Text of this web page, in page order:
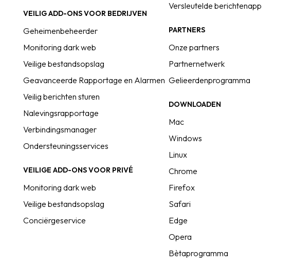
VEILIG ADD-ONS VOOR BEDRIJVEN
Geheimenbeheerder
Monitoring dark web
Veilige bestandsopslag
Geavanceerde Rapportage en Alarmen
Veilig berichten sturen
Nalevingsrapportage
Verbindingsmanager
Ondersteuningsservices
VEILIGE ADD-ONS VOOR PRIVÉ
Monitoring dark web
Veilige bestandsopslag
Conciërgeservice
Versleutelde berichtenapp
PARTNERS
Onze partners
Partnernetwerk
Gelieerdenprogramma
DOWNLOADEN
Mac
Windows
Linux
Chrome
Firefox
Safari
Edge
Opera
Bètaprogramma